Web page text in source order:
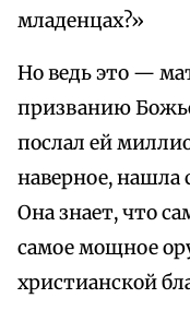
младенцах?»
Но ведь это —
призванию
послал ей
наверное, нашла
Она знает, что
самое мощное
христианской